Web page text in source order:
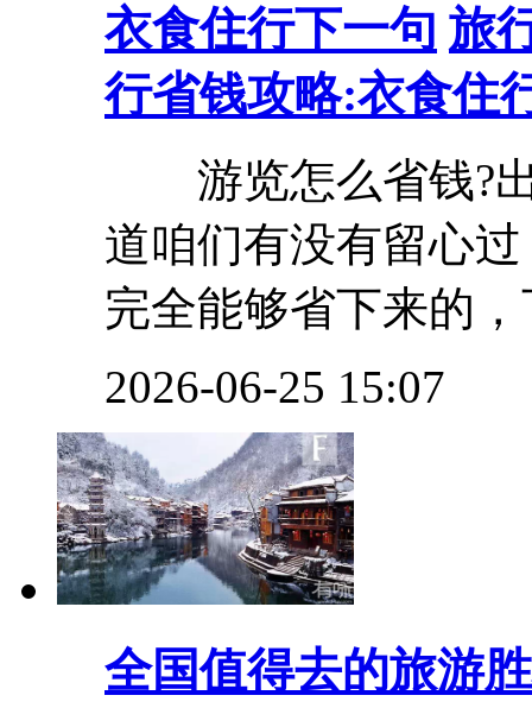
衣食住行下一句 旅
行省钱攻略:衣食住
游览怎么省钱?出
道咱们有没有留心
完全能够省下来的
2026-06-25 15:07
全国值得去的旅游